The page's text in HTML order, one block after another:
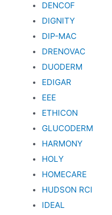
DENCOF
DIGNITY
DIP-MAC
DRENOVAC
DUODERM
EDIGAR
EEE
ETHICON
GLUCODERM
HARMONY
HOLY
HOMECARE
HUDSON RCI
IDEAL